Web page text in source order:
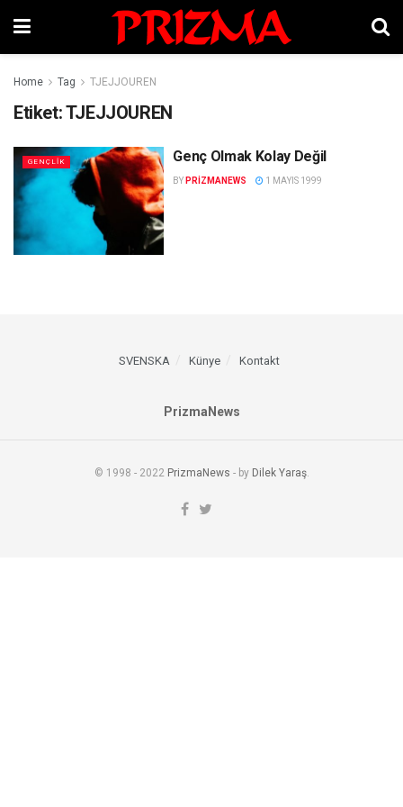
Home Tag TJEJJOUREN
Etiket:TJEJJOUREN
GENÇLIK Genç Olmak Kolay Değil
BY PRIZMANEWS 1 MAYIS 1999
SVENSKA Künye Kontakt
PrizmaNews
© 1998 - 2022 PrizmaNews - by Dilek Yaraş.